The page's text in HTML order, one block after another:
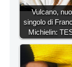
Vulcano,
singolo di
Michielin: